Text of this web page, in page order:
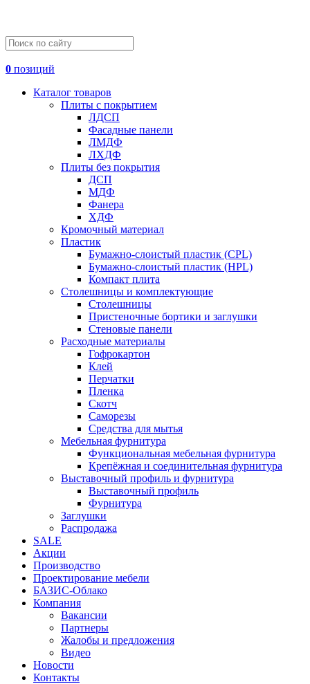
0 позиций
Каталог товаров
Плиты с покрытием
ЛДСП
Фасадные панели
ЛМДФ
ЛХДФ
Плиты без покрытия
ДСП
МДФ
Фанера
ХДФ
Кромочный материал
Пластик
Бумажно-слоистый пластик (CPL)
Бумажно-слоистый пластик (HPL)
Компакт плита
Столешницы и комплектующие
Столешницы
Пристеночные бортики и заглушки
Стеновые панели
Расходные материалы
Гофрокартон
Клей
Перчатки
Пленка
Скотч
Саморезы
Средства для мытья
Мебельная фурнитура
Функциональная мебельная фурнитура
Крепёжная и соединительная фурнитура
Выставочный профиль и фурнитура
Выставочный профиль
Фурнитура
Заглушки
Распродажа
SALE
Акции
Производство
Проектирование мебели
БАЗИС-Облако
Компания
Вакансии
Партнеры
Жалобы и предложения
Видео
Новости
Контакты